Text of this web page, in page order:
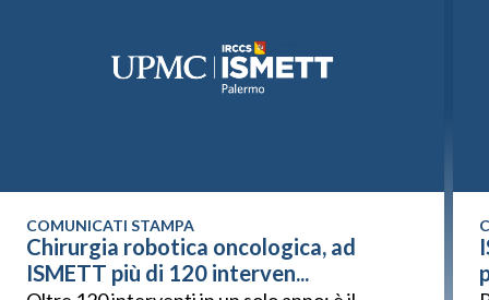
COMUNICATI STAMPA
Chirurgia robotica oncologica, ad
ISMETT più di 120 interven...